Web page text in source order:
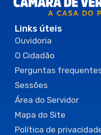
Links úteis
Ouvidoria
O Cidadão
Perguntas
Sessões
Área do Servidor
Mapa do Site
Política de